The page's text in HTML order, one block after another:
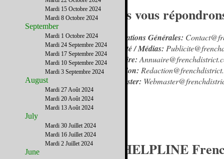
Nous vous
Informations Générales:
Publicité / Médias:
Annuaire:
Rédaction:
Webmaster:
La HELPLINE
Mardi 15 Octobre 2024
Mardi 8 Octobre 2024
September
Mardi 1 Octobre 2024
Mardi 24 Septembre 2024
Mardi 17 Septembre 2024
Mardi 10 Septembre 2024
Mardi 3 Septembre 2024
August
Mardi 27 Août 2024
Mardi 20 Août 2024
Mardi 13 Août 2024
July
Mardi 30 Juillet 2024
Mardi 16 Juillet 2024
Mardi 2 Juillet 2024
June